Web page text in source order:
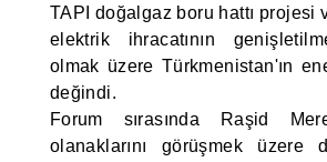
TAPI doğalgaz boru hattı projesi
elektrik ihracatının
olmak üzere Türkmenistan'ın
değindi.
Forum sırasında Raşid
olanaklarını görüşmek üzere